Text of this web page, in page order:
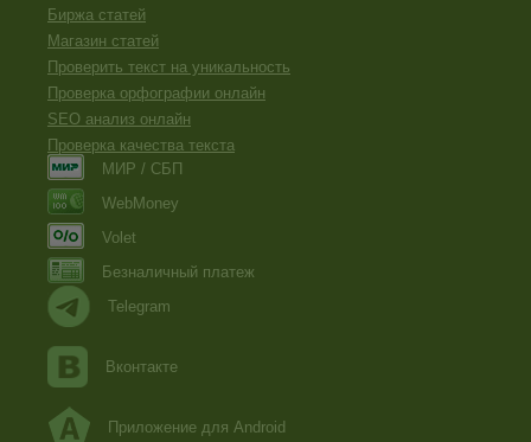
Биржа статей
Магазин статей
Проверить текст на уникальность
Проверка орфографии онлайн
SEO анализ онлайн
Проверка качества текста
МИР / СБП
WebMoney
Volet
Безналичный платеж
Telegram
Вконтакте
Приложение для Android